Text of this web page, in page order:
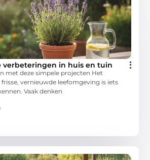
verbeteringen in huis en tuin
met deze simpele projecten Het
vernieuwde leefomgeving is iets
Vaak denken